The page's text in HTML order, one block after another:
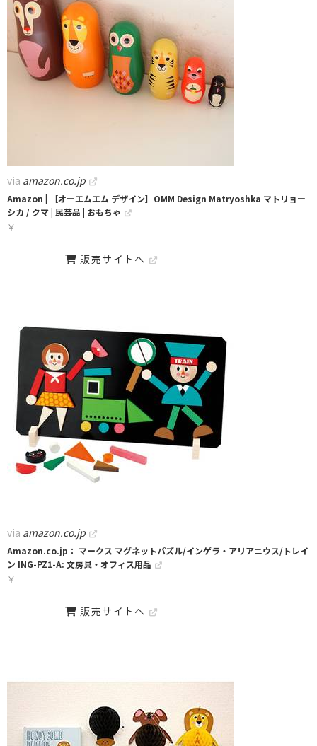
via amazon.co.jp
Amazon | ［オーエムエム デザイン］OMM Design Matryoshka マトリョー
シカ / クマ | 民芸品 | おもちゃ
￥
販売サイトへ
via amazon.co.jp
Amazon.co.jp： マークス マグネットパズル/インゲラ・アリアニウス/トレイ
ン ING-PZ1-A: 文房具・オフィス用品
￥
販売サイトへ